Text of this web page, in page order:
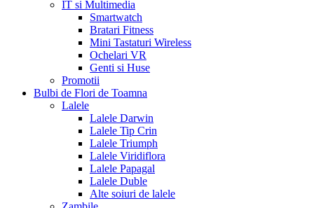
IT si Multimedia
Smartwatch
Bratari Fitness
Mini Tastaturi Wireless
Ochelari VR
Genti si Huse
Promotii
Bulbi de Flori de Toamna
Lalele
Lalele Darwin
Lalele Tip Crin
Lalele Triumph
Lalele Viridiflora
Lalele Papagal
Lalele Duble
Alte soiuri de lalele